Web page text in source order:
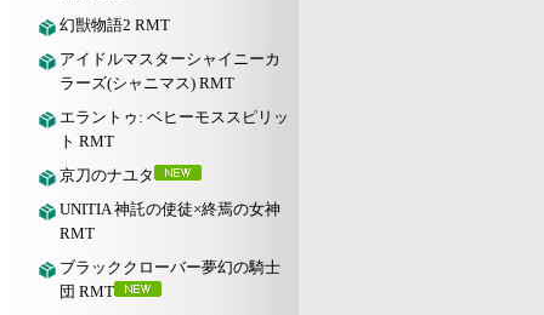
幻獣物語2 RMT
アイドルマスターシャイニーカ
ラーズ(シャニマス) RMT
エラントゥ: ベヒーモススピリッ
ト RMT
京刀のナユタ
UNITIA 神託の使徒×終焉の女神
RMT
ブラッククローバー夢幻の騎士
団 RMT